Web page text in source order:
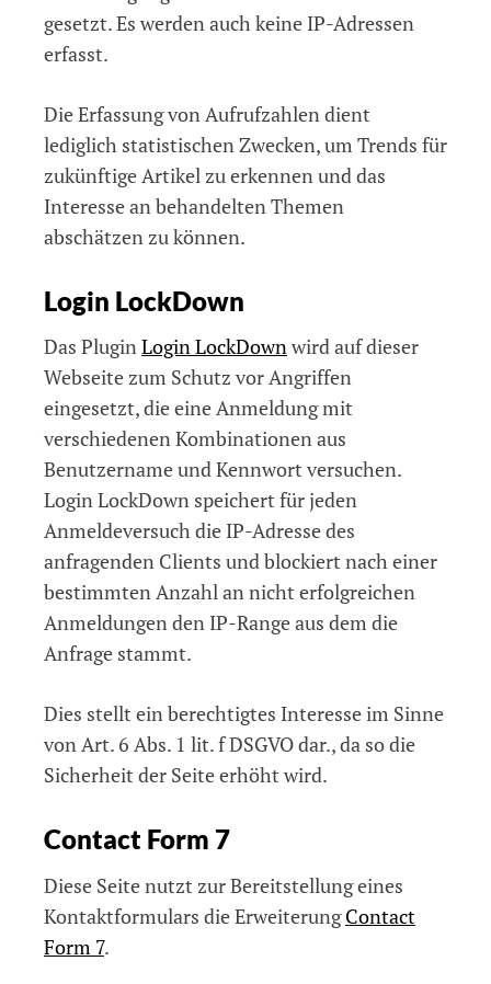
gesetzt. Es werden auch keine IP-Adressen
erfasst.
Die Erfassung von Aufrufzahlen dient
lediglich statistischen Zwecken, um Trends für
zukünftige Artikel zu erkennen und das
Interesse an behandelten Themen
abschätzen zu können.
Login LockDown
Das PluginLogin LockDownwird auf dieser
Webseite zum Schutz vor Angriffen
eingesetzt, die eine Anmeldung mit
verschiedenen Kombinationen aus
Benutzername und Kennwort versuchen.
Login LockDown speichert für jeden
Anmeldeversuch die IP-Adresse des
anfragenden Clients und blockiert nach einer
bestimmten Anzahl an nicht erfolgreichen
Anmeldungen den IP-Range aus dem die
Anfrage stammt.
Dies stellt ein berechtigtes Interesse im Sinne
von Art. 6 Abs. 1 lit. f DSGVO dar., da so die
Sicherheit der Seite erhöht wird.
Contact Form 7
Diese Seite nutzt zur Bereitstellung eines
Kontaktformulars die ErweiterungContact
Form 7.